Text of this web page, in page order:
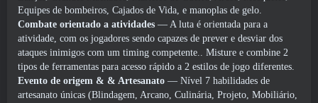
Equipes de bombeiros, Cajados de Vida, e manoplas de gelo.
Combate orientado a atividades — A luta é orientada para a
atividade, com os jogadores sendo capazes de prever e desviar dos
ataques inimigos com um timing competente.. Misture e combine 2
tipos de ferramentas para acesso rápido a 2 estilos de jogo diferentes.
Evento de origem & & Artesanato — Nível 7 habilidades de
artesanato únicas (Blindagem, Arcano, Culinária, Projeto, Mobiliário,